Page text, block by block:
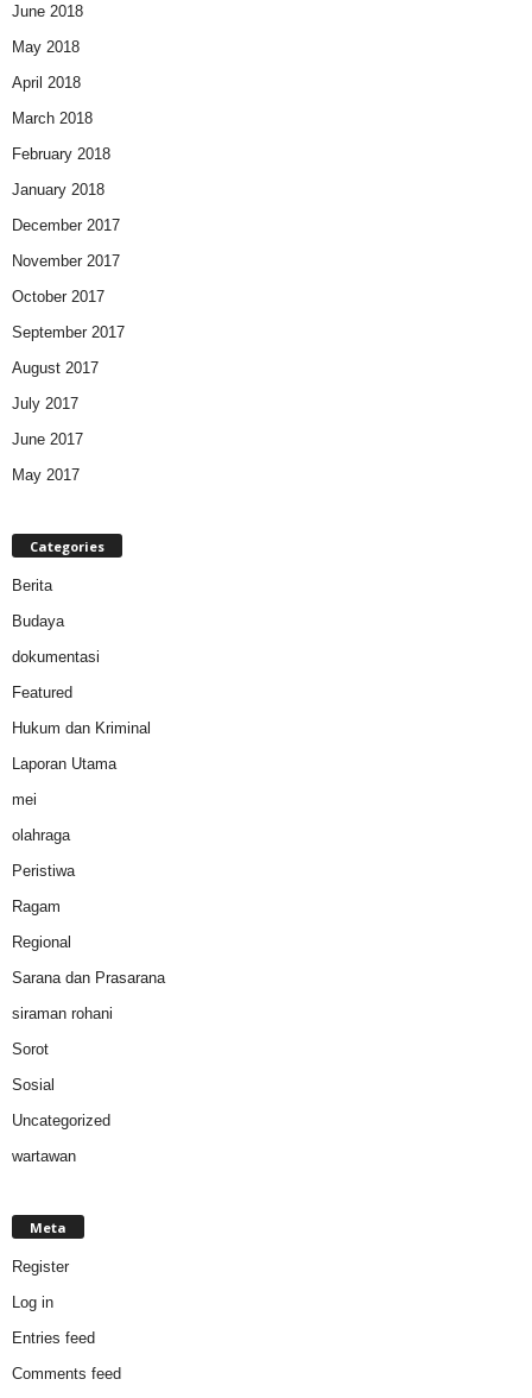
June 2018
May 2018
April 2018
March 2018
February 2018
January 2018
December 2017
November 2017
October 2017
September 2017
August 2017
July 2017
June 2017
May 2017
Categories
Berita
Budaya
dokumentasi
Featured
Hukum dan Kriminal
Laporan Utama
mei
olahraga
Peristiwa
Ragam
Regional
Sarana dan Prasarana
siraman rohani
Sorot
Sosial
Uncategorized
wartawan
Meta
Register
Log in
Entries feed
Comments feed